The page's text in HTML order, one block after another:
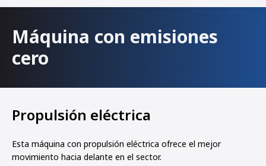
Máquina con emisiones
cero
Propulsión eléctrica
Esta máquina con propulsión eléctrica ofrece el mejor
movimiento hacia delante en el sector.